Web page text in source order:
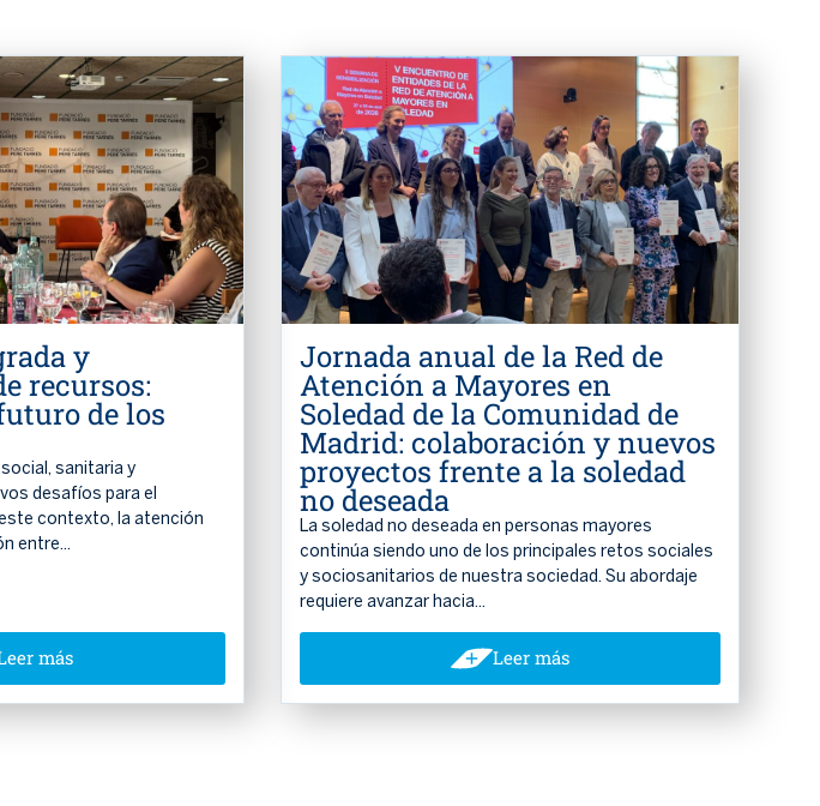
y
recursos:
de los
sanitaria y
desafíos para el
contexto, la atención
entre...
más
Jornada anual de la Red de
Atención a Mayores en
Soledad de la Comunidad de
Madrid: colaboración y nuevos
proyectos frente a la soledad
no deseada
La soledad no deseada en personas mayores
continúa siendo uno de los principales retos sociales
y sociosanitarios de nuestra sociedad. Su abordaje
requiere avanzar hacia...
Leer más